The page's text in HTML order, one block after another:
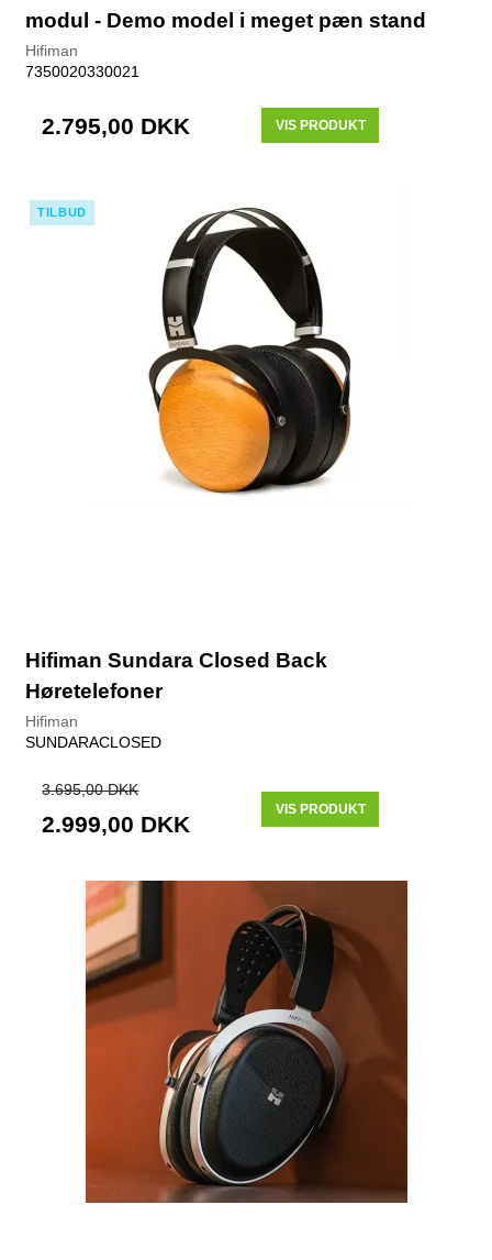
modul - Demo model i meget pæn stand
Hifiman
7350020330021
2.795,00 DKK VIS PRODUKT
TILBUD
Hifiman Sundara Closed Back
Høretelefoner
Hifiman
SUNDARACLOSED
3.695,00 DKK
2.999,00 DKK
VIS PRODUKT